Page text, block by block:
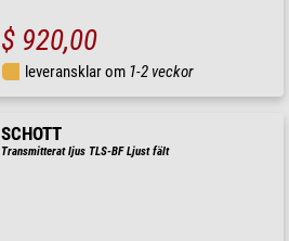
$ 920,00
leveransklar om 1-2 veckor
SCHOTT
Transmitterat ljus TLS-BF Ljust fält